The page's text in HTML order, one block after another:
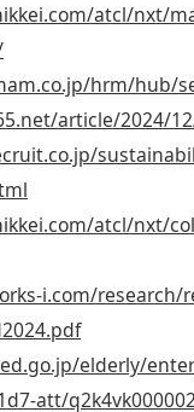
atcl/nxt/
hrm/hub/
article/2024/
atcl/nxt/
i.com/
elderly/
att/